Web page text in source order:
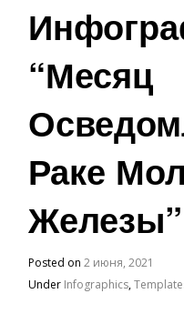
“Месяц
Раке
Железы”
Posted on2 июня, 2021
Under Infographics,